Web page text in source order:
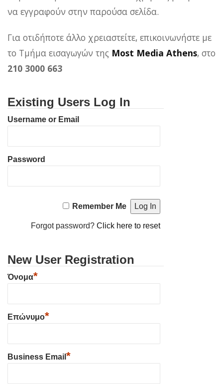
να εγγραφούν στην παρούσα σελίδα.
Για οτιδήποτε άλλο χρειαστείτε, επικοινωνήστε με
το Τμήμα εισαγωγών της Most Media Athens, στο
210 3000 663
Existing Users Log In
Username or Email
Password
Remember Me
Forgot password?Click here to reset
New User Registration
Όνομα*
Επώνυμο*
Business Email *